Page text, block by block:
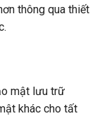
thông qua thiết
mật lưu trữ
khác cho tất